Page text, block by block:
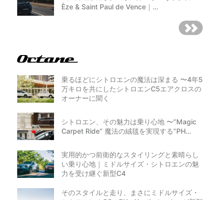
Èze & Saint Paul de Vence｜…
乗るほどにシトロエンの魔法は深まる 〜4年5
万キロを共にしたシトロエンC5エアクロスの
オーナーに聞く
シトロエン、その魅力は乗り心地 〜”Magic
Carpet Ride” 魔法の絨毯を実現する”PH…
実用的かつ前衛的なスタイリングと素晴らし
い乗り心地｜ミドルサイズ・シトロエンの魅
力を受け継ぐ新型C4
そのスタイルと走り、まさにミドルサイズ・